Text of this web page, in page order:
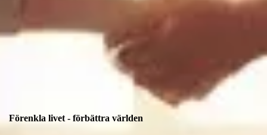
Förenkla livet - förbättra världen